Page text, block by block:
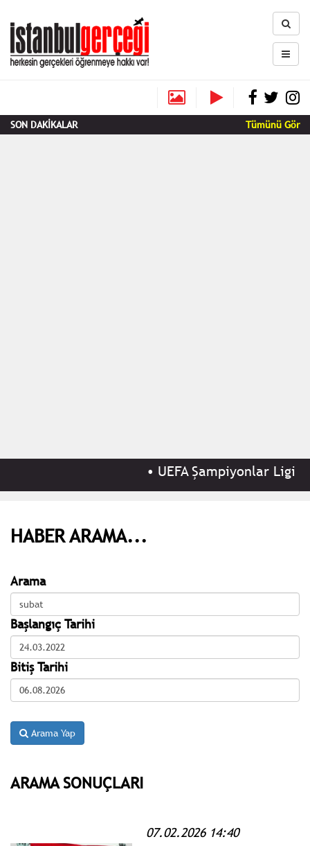
SON DAKİKALAR Tümünü Gör
UEFA Şampiyonlar Ligi
HABER ARAMA...
Arama
Başlangıç Tarihi
Bitiş Tarihi
Arama Yap
ARAMA SONUÇLARI
07.02.2026 14:40